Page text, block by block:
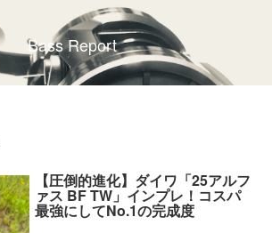
Bass Report
【圧倒的進化】ダイワ「25アルフ
ァス BF TW」インプレ！コスパ
最強にしてNo.1の完成度